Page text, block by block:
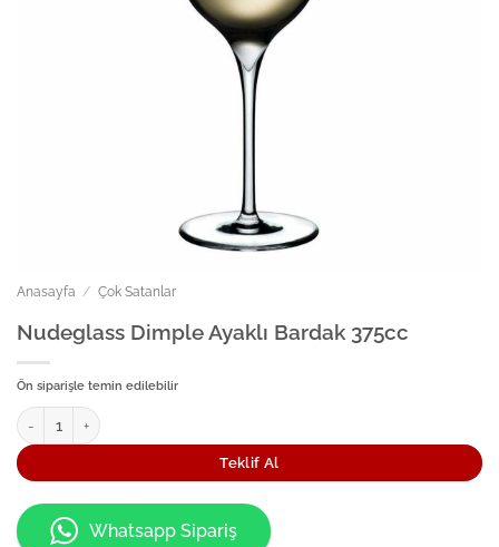
Anasayfa / Çok Satanlar
Nudeglass Dimple Ayaklı Bardak 375cc
Ön siparişle temin edilebilir
Nudeglass Dimple Ayaklı Bardak 375cc adet
Teklif Al
Whatsapp Sipariş